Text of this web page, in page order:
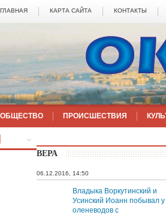
ГЛАВНАЯ КАРТА САЙТА КОНТАКТЫ
ОБЩЕСТВО ПРОИСШЕСТВИЯ
ВЕРА
06.12.2016, 14:50
Владыка Воркутинский и
Усинский Иоанн побывал у
оленеводов с